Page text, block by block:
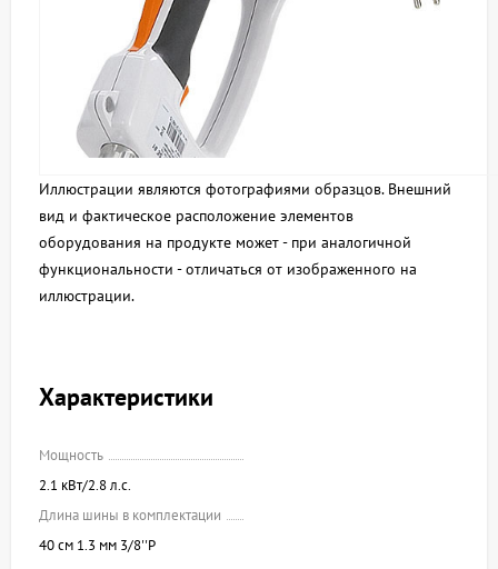
Иллюстрации являются фотографиями образцов. Внешний
вид и фактическое расположение элементов
оборудования на продукте может - при аналогичной
функциональности - отличаться от изображенного на
иллюстрации.
Характеристики
Мощность
2.1 кВт/2.8 л.с.
Длина шины в комплектации
40 см 1.3 мм 3/8''P